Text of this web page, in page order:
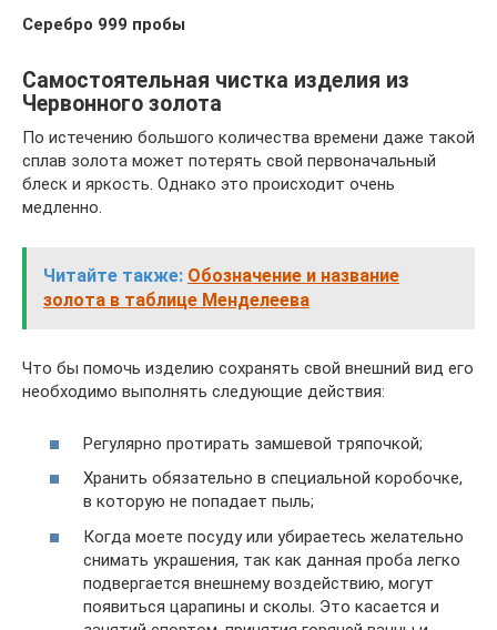
Серебро 999 пробы
Самостоятельная чистка изделия из
Червонного золота
По истечению большого количества времени даже такой
сплав золота может потерять свой первоначальный
блеск и яркость. Однако это происходит очень
медленно.
Читайте также: Обозначение и название
золота в таблице Менделеева
Что бы помочь изделию сохранять свой внешний вид его
необходимо выполнять следующие действия:
Регулярно протирать замшевой тряпочкой;
Хранить обязательно в специальной коробочке,
в которую не попадает пыль;
Когда моете посуду или убираетесь желательно
снимать украшения, так как данная проба легко
подвергается внешнему воздействию, могут
появиться царапины и сколы. Это касается и